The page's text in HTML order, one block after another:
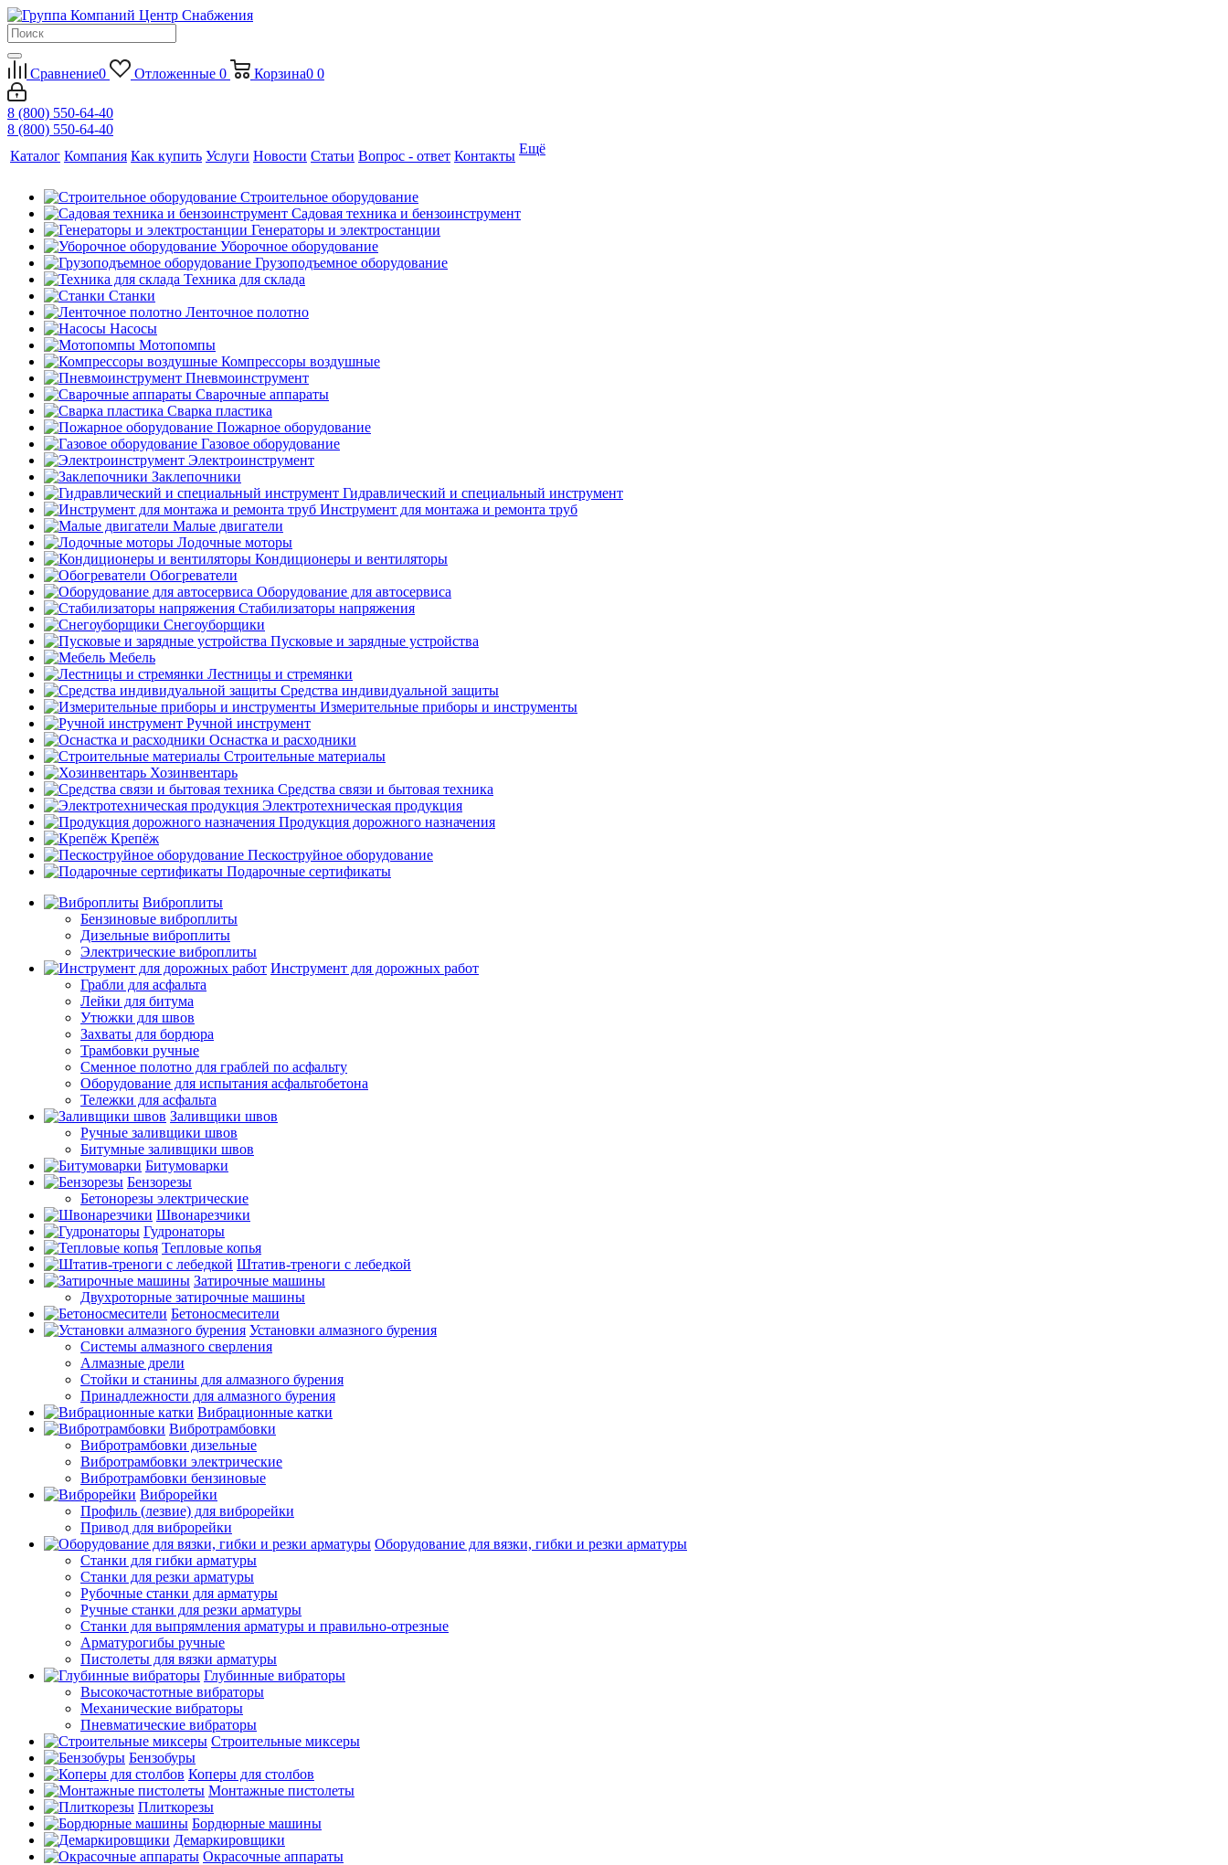
Сравнение0 Отложенные 0 Корзина0 0
8 (800) 550-64-40
8 (800) 550-64-40
Каталог Компания Как купить Услуги Новости Статьи Вопрос - ответ Контакты Ещё
Строительное оборудование
Садовая техника и бензоинструмент
Генераторы и электростанции
Уборочное оборудование
Грузоподъемное оборудование
Техника для склада
Станки
Ленточное полотно
Насосы
Мотопомпы
Компрессоры воздушные
Пневмоинструмент
Сварочные аппараты
Сварка пластика
Пожарное оборудование
Газовое оборудование
Электроинструмент
Заклепочники
Гидравлический и специальный инструмент
Инструмент для монтажа и ремонта труб
Малые двигатели
Лодочные моторы
Кондиционеры и вентиляторы
Обогреватели
Оборудование для автосервиса
Стабилизаторы напряжения
Снегоуборщики
Пусковые и зарядные устройства
Мебель
Лестницы и стремянки
Средства индивидуальной защиты
Измерительные приборы и инструменты
Ручной инструмент
Оснастка и расходники
Строительные материалы
Хозинвентарь
Средства связи и бытовая техника
Электротехническая продукция
Продукция дорожного назначения
Крепёж
Пескоструйное оборудование
Подарочные сертификаты
Виброплиты
Бензиновые виброплиты
Дизельные виброплиты
Электрические виброплиты
Инструмент для дорожных работ
Грабли для асфальта
Лейки для битума
Утюжки для швов
Захваты для бордюра
Трамбовки ручные
Сменное полотно для граблей по асфальту
Оборудование для испытания асфальтобетона
Тележки для асфальта
Заливщики швов
Ручные заливщики швов
Битумные заливщики швов
Битумоварки
Бензорезы
Бетонорезы электрические
Швонарезчики
Гудронаторы
Тепловые копья
Штатив-треноги с лебедкой
Затирочные машины
Двухроторные затирочные машины
Бетоносмесители
Установки алмазного бурения
Системы алмазного сверления
Алмазные дрели
Стойки и станины для алмазного бурения
Принадлежности для алмазного бурения
Вибрационные катки
Вибротрамбовки
Вибротрамбовки дизельные
Вибротрамбовки электрические
Вибротрамбовки бензиновые
Виброрейки
Профиль (лезвие) для виброрейки
Привод для виброрейки
Оборудование для вязки, гибки и резки арматуры
Станки для гибки арматуры
Станки для резки арматуры
Рубочные станки для арматуры
Ручные станки для резки арматуры
Станки для выпрямления арматуры и правильно-отрезные
Арматурогибы ручные
Пистолеты для вязки арматуры
Глубинные вибраторы
Высокочастотные вибраторы
Механические вибраторы
Пневматические вибраторы
Строительные миксеры
Бензобуры
Коперы для столбов
Монтажные пистолеты
Плиткорезы
Бордюрные машины
Демаркировщики
Окрасочные аппараты